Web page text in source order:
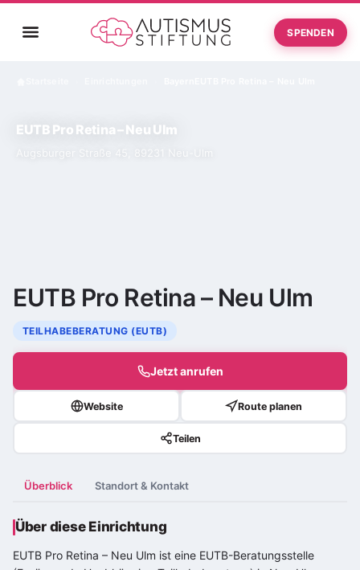
SPENDEN
EUTB Pro Retina – Neu Ulm
Augsburger Straße 45, 89231 Neu-Ulm
EUTB Pro Retina – Neu Ulm
TEILHABEBERATUNG (EUTB)
Jetzt anrufen
Website Route planen
Teilen
Überblick Standort & Kontakt
Über diese Einrichtung
EUTB Pro Retina – Neu Ulm ist eine EUTB-Beratungsstelle